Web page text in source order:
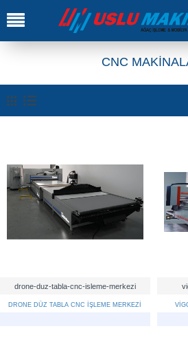
CNC
drone-duz-tabla-cnc-isleme-merkezi
DRONE DÜZ TABLA CNC İŞLEME MERKEZİ